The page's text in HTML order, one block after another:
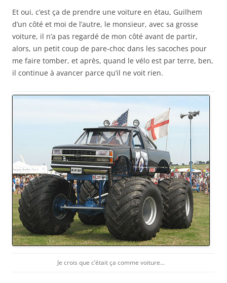
Et oui, c’est ça de prendre une voiture en étau, Guilhem
d’un côté et moi de l’autre, le monsieur, avec sa grosse
voiture, il n’a pas regardé de mon côté avant de partir,
alors, un petit coup de pare-choc dans les sacoches pour
me faire tomber, et après, quand le vélo est par terre, ben,
il continue à avancer parce qu’il ne voit rien.
Je crois que c’était ça comme voiture…